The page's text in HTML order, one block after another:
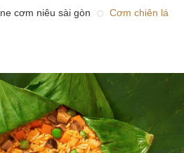
cơm niêu sài gòn
Cơm chiên lá